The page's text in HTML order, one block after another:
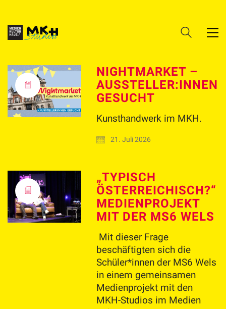
NIGHTMARKET –
AUSSTELLER:INNEN
GESUCHT
Kunsthandwerk im MKH.
21. Juli 2026
„TYPISCH
ÖSTERREICHISCH?“
MEDIENPROJEKT
MIT DER MS6 WELS
Mit dieser Frage
beschäftigten sich die
Schüler*innen der MS6 Wels
in einem gemeinsamen
Medienprojekt mit den
MKH-Studios im Medien